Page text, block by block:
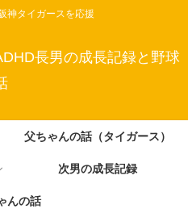
神タイガースを応援
長男の成長記録と野球
父ちゃんの話（タイガース）
次男の成長記録
んの話